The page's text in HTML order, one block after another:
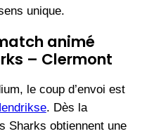
unique.
animé
– Clermont
le coup d’envoi est
. Dès la
Sharks obtiennent une